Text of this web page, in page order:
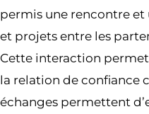
permis une rencontre et
et projets entre les
Cette interaction
la relation de confiance
échanges permettent